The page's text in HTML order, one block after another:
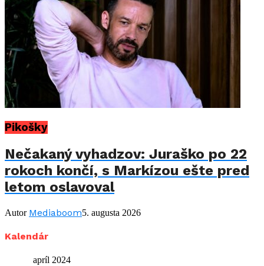
Pikošky
Nečakaný vyhadzov: Juraško po 22
rokoch končí, s Markízou ešte pred
letom oslavoval
Autor Mediaboom5. augusta 2026
Kalendár
apríl 2024